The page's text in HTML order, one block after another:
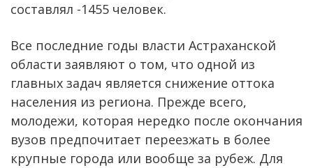
составлял -1455 человек.
Все последние годы власти Астраханской
области заявляют о том, что одной из
главных задач является снижение оттока
населения из региона. Прежде всего,
молодежи, которая нередко после окончания
вузов предпочитает переезжать в более
крупные города или вообще за рубеж. Для